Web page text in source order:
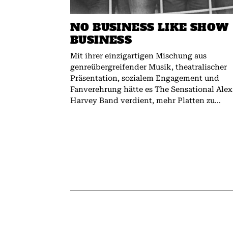
NO BUSINESS LIKE SHOW
BUSINESS
Mit ihrer einzigartigen Mischung aus
genreübergreifender Musik, theatralischer
Präsentation, sozialem Engagement und
Fanverehrung hätte es The Sensational Alex
Harvey Band verdient, mehr Platten zu...